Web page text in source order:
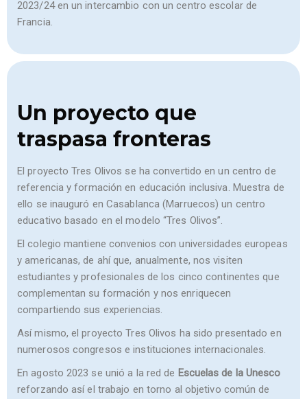
2023/24 en un intercambio con un centro escolar de
Francia.
Un proyecto que
traspasa fronteras
El proyecto Tres Olivos se ha convertido en un centro de
referencia y formación en educación inclusiva. Muestra de
ello se inauguró en Casablanca (Marruecos) un centro
educativo basado en el modelo “Tres Olivos”.
El colegio mantiene convenios con universidades europeas
y americanas, de ahí que, anualmente, nos visiten
estudiantes y profesionales de los cinco continentes que
complementan su formación y nos enriquecen
compartiendo sus experiencias.
Así mismo, el proyecto Tres Olivos ha sido presentado en
numerosos congresos e instituciones internacionales.
En agosto 2023 se unió a la red de Escuelas de la Unesco
reforzando así el trabajo en torno al objetivo común de